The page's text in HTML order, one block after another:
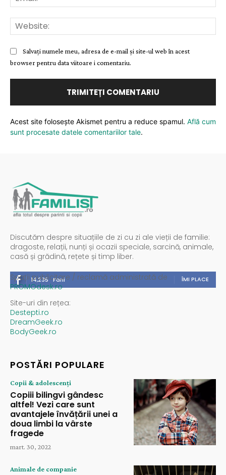
Salvați numele meu, adresa de e-mail și site-ul web în acest
browser pentru data viitoare i comentariu.
Acest site folosește Akismet pentru a reduce spamul. Află cum
sunt procesate datele comentariilor tale.
Discutăm despre situațiile de zi cu zi ale vieții de familie:
dragoste, relații, nunți și ocazii speciale, sarcină, animale,
casă și grădină, rețete și timp liber.
14,235 Fani ÎMI PLACE
Spații publicitare / reclamă administrată de
PROMOdesk.ro
Site-uri din rețea:
Destepti.ro
DreamGeek.ro
BodyGeek.ro
POSTĂRI POPULARE
Copii & adolescenți
Copiii bilingvi gândesc
altfel! Vezi care sunt
avantajele învățării unei a
doua limbi la vârste
fragede
mart. 30, 2022
Animale de companie